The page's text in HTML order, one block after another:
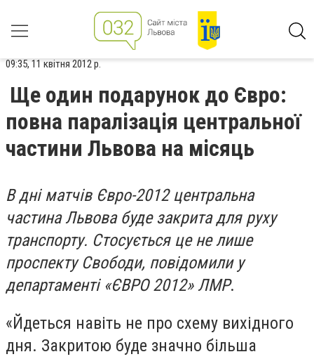
09:35, 11 квітня 2012 р.
Ще один подарунок до Євро:
повна паралізація центральної
частини Львова на місяць
В дні матчів Євро-2012 центральна
частина Львова буде закрита для руху
транспорту. Стосується це не лише
проспекту Свободи, повідомили у
департаменті «ЄВРО 2012» ЛМР.
«Йдеться навіть не про схему вихідного
дня. Закритою буде значно більша